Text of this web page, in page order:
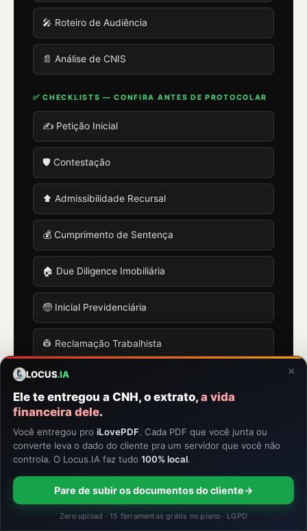
🎤 Roteiro de Audiência
📄 Análise de CNIS
✅ CHECKLISTS — CONFIRA ANTES DE PROTOCOLAR
✍️ Petição Inicial
🛡️ Contestação
⬆️ Admissibilidade Recursal
💰 Cumprimento de Sentença
🏠 Due Diligence Imobiliária
🧓 Inicial Previdenciária
👷 Reclamação Trabalhista
🔑 Contrato de Locação
🚢 Importação (DI/DUIMP)
📦 Documentos de Embarque
♻️ Drawback
×
LOCUS.IA
Ele te entregou a CNH, o extrato, a vida
financeira dele.
Você entregou pro iLovePDF. Cada PDF que você junta ou
converte leva o dado do cliente pra um servidor que você não
controla. O Locus.IA faz tudo 100% local.
Pare de subir os documentos do cliente→
Zero upload · 15 ferramentas grátis no plano · LGPD